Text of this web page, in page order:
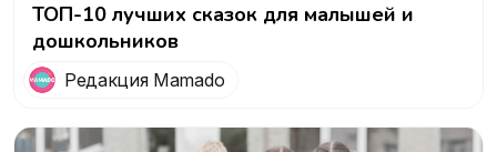
ТОП-10 лучших сказок для малышей и
дошкольников
Редакция Mamado